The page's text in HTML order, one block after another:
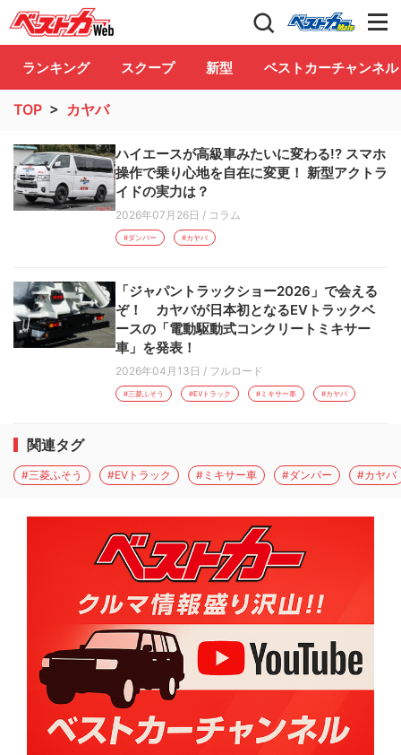
自動車情報誌「ベストカー」 Club
ランキング スクープ 新型 ベストカーチャンネル
TOP > カヤバ
ハイエースが高級車みたいに変わる!? スマホ
操作で乗り心地を自在に変更！ 新型アクトラ
イドの実力は？
2026年07月26日 / コラム
#ダンパー #カヤバ
「ジャパントラックショー2026」で会える
ぞ！ カヤバが日本初となるEVトラックベ
ースの「電動駆動式コンクリートミキサー
車」を発表！
2026年04月13日 / フルロード
#三菱ふそう #EVトラック #ミキサー車 #カヤバ
関連タグ
#三菱ふそう #EVトラック #ミキサー車 #ダンパー #カヤバ